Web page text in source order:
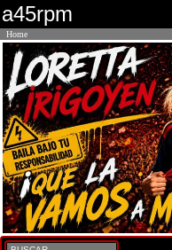
a45rpm
Home